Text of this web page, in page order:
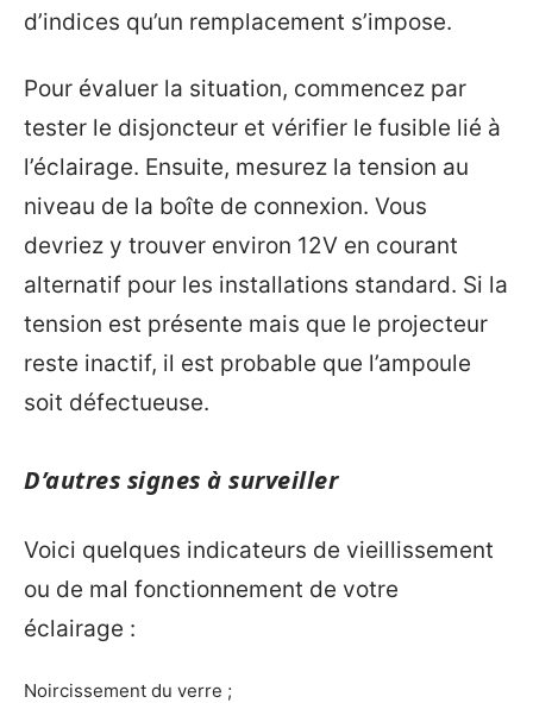
d’indices qu’un remplacement s’impose.
Pour évaluer la situation, commencez par
tester le disjoncteur et vérifier le fusible lié à
l’éclairage. Ensuite, mesurez la tension au
niveau de la boîte de connexion. Vous
devriez y trouver environ 12V en courant
alternatif pour les installations standard. Si la
tension est présente mais que le projecteur
reste inactif, il est probable que l’ampoule
soit défectueuse.
D’autres signes à surveiller
Voici quelques indicateurs de vieillissement
ou de mal fonctionnement de votre
éclairage :
Noircissement du verre ;